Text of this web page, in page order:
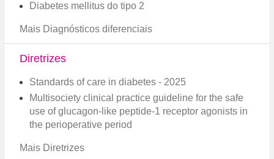
Diabetes mellitus do tipo 2
Mais Diagnósticos diferenciais
Diretrizes
Standards of care in diabetes - 2025
Multisociety clinical practice guideline for the safe
use of glucagon-like peptide-1 receptor agonists in
the perioperative period
Mais Diretrizes